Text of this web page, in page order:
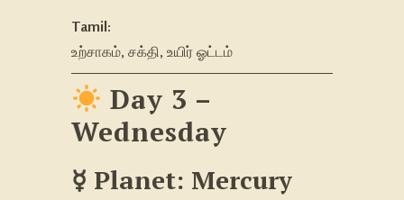
Tamil:
உற்சாகம், சக்தி, உயிர் ஓட்டம்
Day 3 –
Wednesday
☿ Planet: Mercury